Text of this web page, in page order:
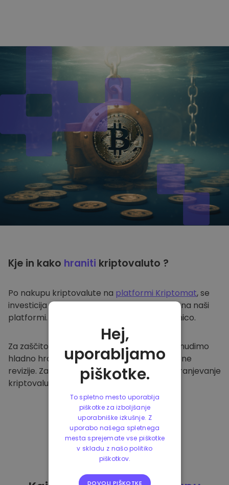
Kje in kako hraniti kriptovaluto ?
Po nakupu kriptovalute na platformi Kriptomat, se
investicija prenese v vašo varno denarnico na naši
platformi. Vsak uporabnik ima svojo denarnico.
Za zaščito naših strank in njihovih sredstev nudimo
hladno hrambo ter redno izvajamo varnostne
revizije. Zato je naša platforma varna za shranjevanje
kriptovalute in ostalih kripto naložb.
Hej,
uporabljamo
piškotke.
To spletno mesto uporablja
piškotke za izboljšanje
uporabniške izkušnje. Z
uporabo našega spletnega
mesta sprejemate vse piškotke
v skladu z našo politiko
piškotkov.
DOVOLI PIŠKOTKE